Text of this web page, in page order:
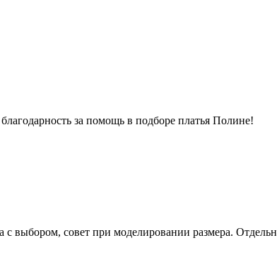
за помощь в подборе платья Полине!
совет при моделировании размера.